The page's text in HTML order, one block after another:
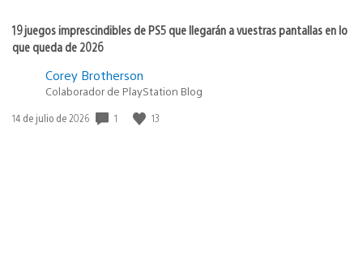
19 juegos imprescindibles de PS5 que llegarán a vuestras pantallas en lo
que queda de 2026
Corey Brotherson
Colaborador de PlayStation Blog
Fecha
14 de julio de 2026 1 13